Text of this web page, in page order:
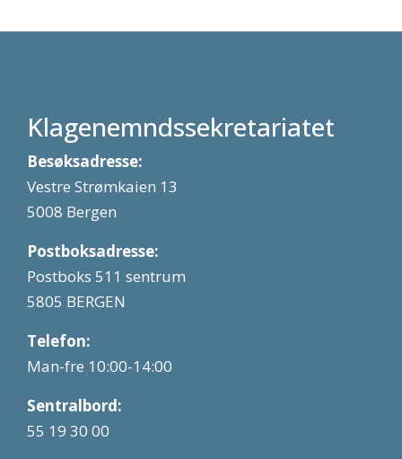
Klagenemndssekretariatet
Besøksadresse:
Vestre Strømkaien 13
5008 Bergen
Postboksadresse:
Postboks 511 sentrum
5805 BERGEN
Telefon:
Man-fre 10:00-14:00
Sentralbord:
55 19 30 00